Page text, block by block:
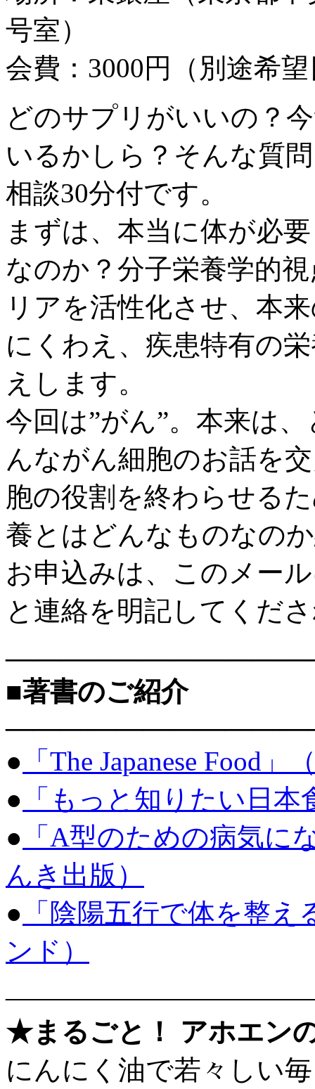
号室）
会費：3000円（別途希
どのサプリがいいの？
いるかしら？そんな質
相談30分付です。
まずは、本当に体が必
なのか？分子栄養学的
リアを活性化させ、本
にくわえ、疾患特有の
えします。
今回は”がん”。本来は
んながん細胞のお話を
胞の役割を終わらせる
養とはどんなものなの
お申込みは、このメー
と連絡を明記してくだ
■著書のご紹介
● 「The Japanese Food
● 「もっと知りたい日
● 「A型のための病気に
んき出版）
● 「陰陽五行で体を整
ンド）
★まるごと！ アホエン
にんにく油で若々しい